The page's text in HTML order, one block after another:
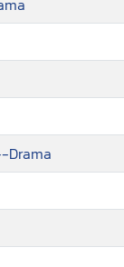
ยเป็นคนที่ถูกตาม
ยเป็นกุญแจที่จะ
าว เขากลายเป็น
อเพียงที่เดียวที่
United.
finds
the good
spin
is littlemore
Drama